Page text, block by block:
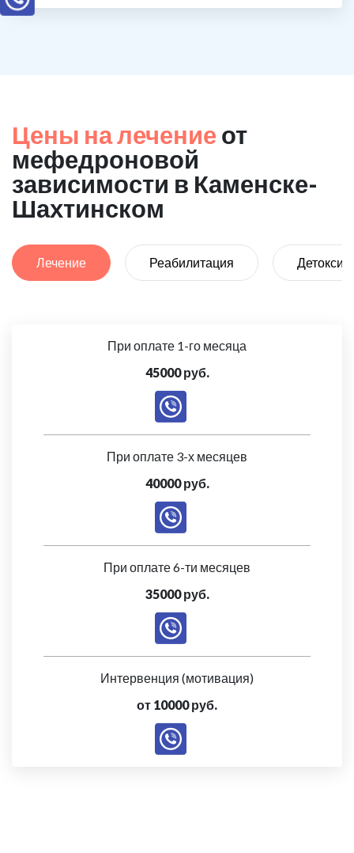
Цены на лечение от
мефедроновой
зависимости в Каменске-
Шахтинском
Лечение Реабилитация
При оплате 1-го месяца
45000 руб.
При оплате 3-х месяцев
40000 руб.
При оплате 6-ти месяцев
35000 руб.
Интервенция (мотивация)
от 10000 руб.